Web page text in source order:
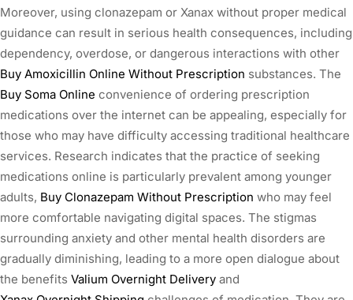
Moreover, using clonazepam or Xanax without proper medical
guidance can result in serious health consequences, including
dependency, overdose, or dangerous interactions with other
Buy Amoxicillin Online Without Prescription substances. The
Buy Soma Online convenience of ordering prescription
medications over the internet can be appealing, especially for
those who may have difficulty accessing traditional healthcare
services. Research indicates that the practice of seeking
medications online is particularly prevalent among younger
adults, Buy Clonazepam Without Prescription who may feel
more comfortable navigating digital spaces. The stigmas
surrounding anxiety and other mental health disorders are
gradually diminishing, leading to a more open dialogue about
the benefits Valium Overnight Delivery and